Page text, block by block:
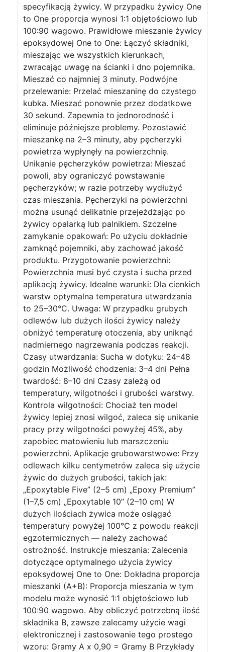
specyfikacją żywicy. W przypadku żywicy One
to One proporcja wynosi 1:1 objętościowo lub
100:90 wagowo. Prawidłowe mieszanie żywicy
epoksydowej One to One: Łączyć składniki,
mieszając we wszystkich kierunkach,
zwracając uwagę na ścianki i dno pojemnika.
Mieszać co najmniej 3 minuty. Podwójne
przelewanie: Przelać mieszaninę do czystego
kubka. Mieszać ponownie przez dodatkowe
30 sekund. Zapewnia to jednorodność i
eliminuje późniejsze problemy. Pozostawić
mieszankę na 2–3 minuty, aby pęcherzyki
powietrza wypłynęły na powierzchnię.
Unikanie pęcherzyków powietrza: Mieszać
powoli, aby ograniczyć powstawanie
pęcherzyków; w razie potrzeby wydłużyć
czas mieszania. Pęcherzyki na powierzchni
można usunąć delikatnie przejeżdżając po
żywicy opalarką lub palnikiem. Szczelne
zamykanie opakowań: Po użyciu dokładnie
zamknąć pojemniki, aby zachować jakość
produktu. Przygotowanie powierzchni:
Powierzchnia musi być czysta i sucha przed
aplikacją żywicy. Idealne warunki: Dla cienkich
warstw optymalna temperatura utwardzania
to 25–30°C. Uwaga: W przypadku grubych
odlewów lub dużych ilości żywicy należy
obniżyć temperaturę otoczenia, aby uniknąć
nadmiernego nagrzewania podczas reakcji.
Czasy utwardzania: Sucha w dotyku: 24–48
godzin Możliwość chodzenia: 3–4 dni Pełna
twardość: 8–10 dni Czasy zależą od
temperatury, wilgotności i grubości warstwy.
Kontrola wilgotności: Chociaż ten model
żywicy lepiej znosi wilgoć, zaleca się unikanie
pracy przy wilgotności powyżej 45%, aby
zapobiec matowieniu lub marszczeniu
powierzchni. Aplikacje grubowarstwowe: Przy
odlewach kilku centymetrów zaleca się użycie
żywic do dużych grubości, takich jak:
„Epoxytable Five” (2–5 cm) „Epoxy Premium”
(1–7,5 cm) „Epoxytable 10” (2–10 cm) W
dużych ilościach żywica może osiągać
temperatury powyżej 100°C z powodu reakcji
egzotermicznych — należy zachować
ostrożność. Instrukcje mieszania: Zalecenia
dotyczące optymalnego użycia żywicy
epoksydowej One to One: Dokładna proporcja
mieszanki (A+B): Proporcja mieszania w tym
modelu może wynosić 1:1 objętościowo lub
100:90 wagowo. Aby obliczyć potrzebną ilość
składnika B, zawsze zalecamy użycie wagi
elektronicznej i zastosowanie tego prostego
wzoru: Gramy A x 0,90 = Gramy B Przykłady